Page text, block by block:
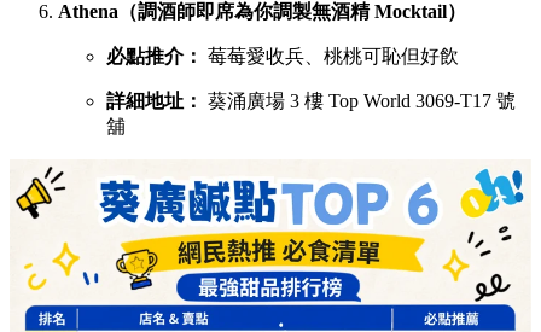
Athena（調酒師即席為你調製無酒精 Mocktail）
必點推介： 莓莓愛收兵、桃桃可恥但好飲
詳細地址： 葵涌廣場 3 樓 Top World 3069-T17 號
舖